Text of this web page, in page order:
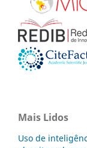
Mais Lidos
Uso de